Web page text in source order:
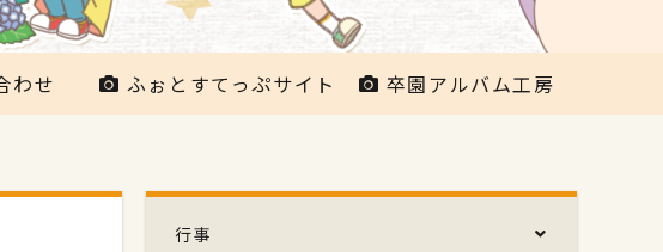
わせ ふぉとすてっぷサイト 卒園アルバム工房
行事